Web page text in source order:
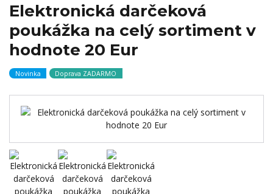
Elektronická darčeková
poukážka na celý sortiment v
hodnote 20 Eur
Novinka Doprava ZADARMO